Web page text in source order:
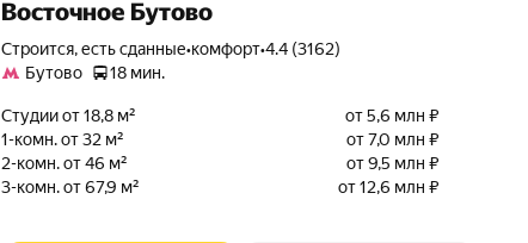
Восточное Бутово
Строится, есть сданные•комфорт•4.4 (3162)
Бутово
18 мин.
Студии от 18,8 м²
от 5,6 млн ₽
1-комн. от 32 м²
от 7,0 млн ₽
2-комн. от 46 м²
от 9,5 млн ₽
3-комн. от 67,9 м²
от 12,6 млн ₽